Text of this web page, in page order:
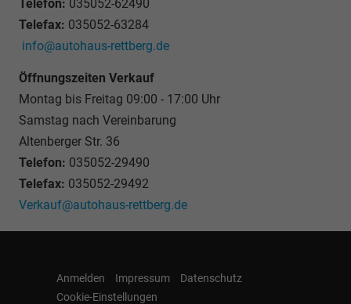
Telefon: 035052-62490
Telefax: 035052-63284
info@autohaus-rettberg.de
Öffnungszeiten Verkauf
Montag bis Freitag 09:00 - 17:00 Uhr
Samstag nach Vereinbarung
Altenberger Str. 36
Telefon: 035052-29490
Telefax: 035052-29492
Verkauf@autohaus-rettberg.de
Anmelden Impressum
Datenschutz
Cookie-Einstellungen